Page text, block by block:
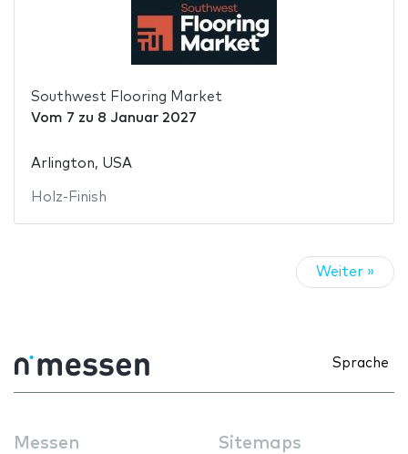
Southwest Flooring Market
Vom 7 zu 8 Januar 2027
Arlington, USA
Holz-Finish
Weiter »
Sprache
Messen Sitemaps